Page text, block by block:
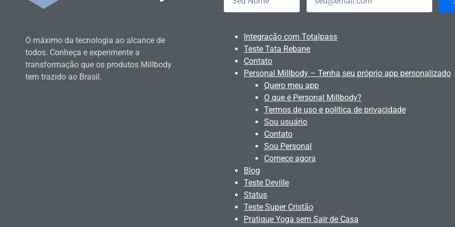
O máximo da tecnologia ao alcance de
todos. Conheça e experimente a
transformação que os produtos Millbody
tem trazido ao Brasil.
Integração com Totalpass
Teste Tata Rebane
Contato
Personal Millbody – Tenha seu próprio app personalizado
Quero meu app
O que é Personal Millbody?
Termos de uso e política de privacidade
Sou usuário
Contato
Sou Personal
Comece agora
Blog
Teste Deville
Status
Teste Super Cristão
Pratique Yoga sem Sair de Casa